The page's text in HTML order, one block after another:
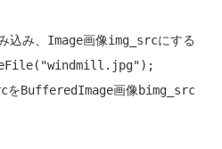
込み、Image画像img_srcにする
"windmill.jpg");
をBufferedImage画像bimg_src